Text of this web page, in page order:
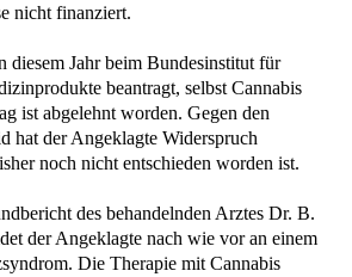
nicht finanziert.
diesem Jahr beim Bundesinstitut für
beantragt, selbst Cannabis
ist abgelehnt worden. Gegen den
hat der Angeklagte Widerspruch
noch nicht entschieden worden ist.
des behandelnden Arztes Dr. B.
der Angeklagte nach wie vor an einem
Die Therapie mit Cannabis